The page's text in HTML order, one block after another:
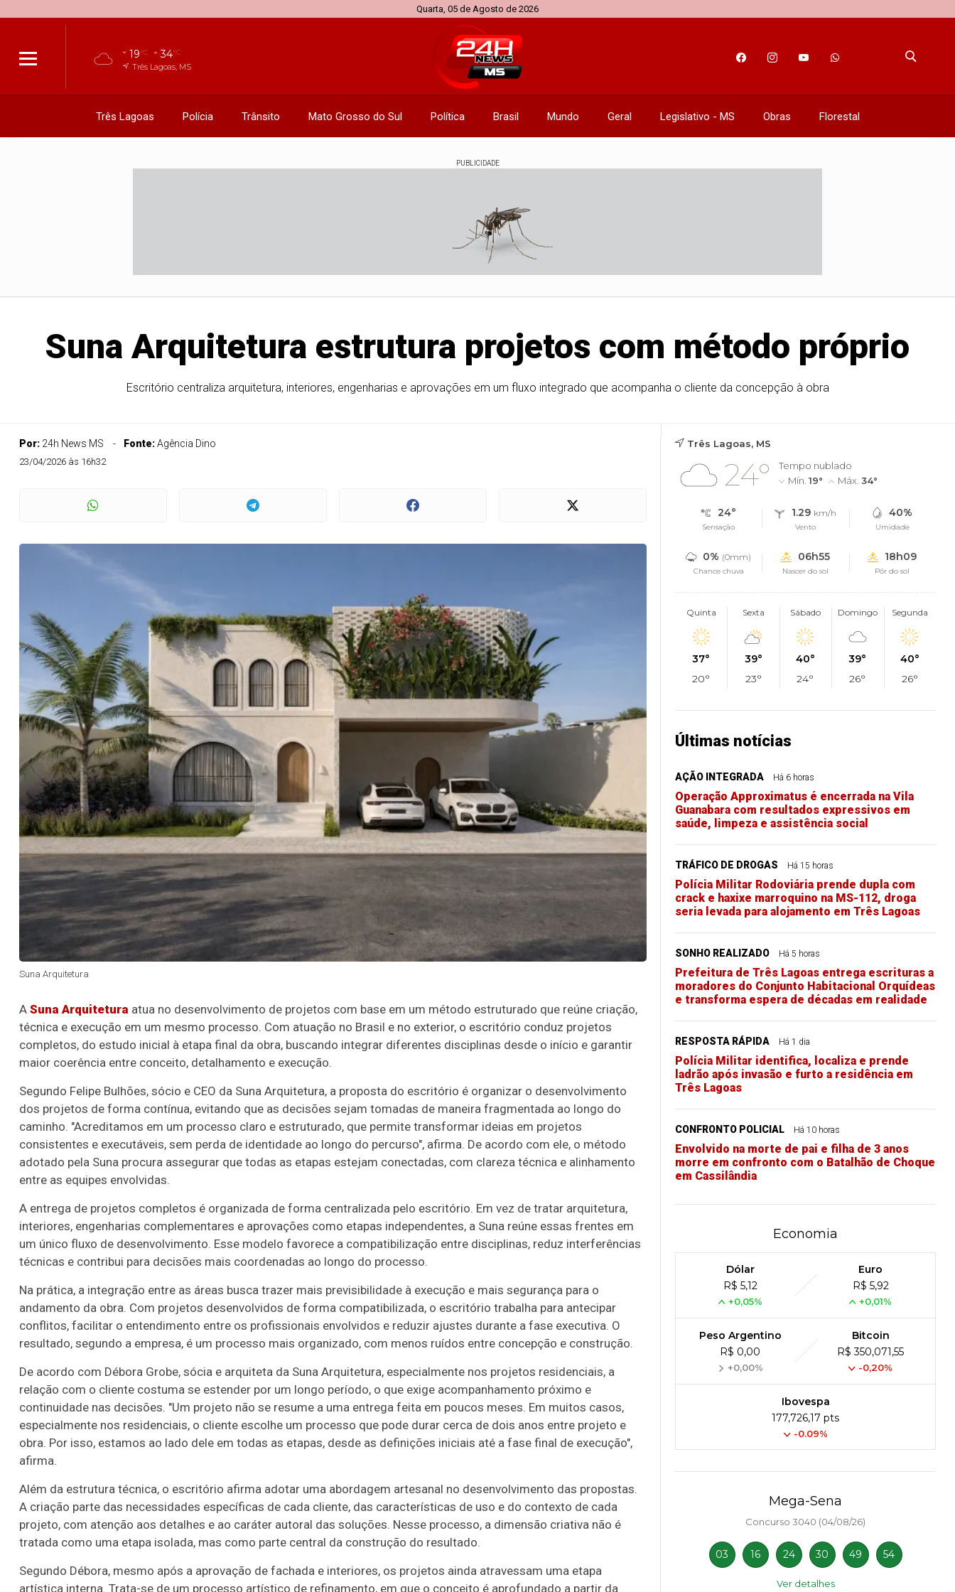
Quarta, 05 de Agosto de 2026
19°C 34°C
Três Lagoas, MS
Três Lagoas Polícia Trânsito Mato Grosso do Sul Política Brasil Mundo Geral Legislativo - MS Obras Florestal
PUBLICIDADE
Suna Arquitetura estrutura projetos com método próprio
Escritório centraliza arquitetura, interiores, engenharias e aprovações em um fluxo integrado que acompanha o cliente da concepção à obra
Por: 24h News MS Fonte:Agência Dino
23/04/2026 às 16h32
Suna Arquitetura
A Suna Arquitetura atua no desenvolvimento de projetos com base em um método estruturado que reúne criação,
técnica e execução em um mesmo processo. Com atuação no Brasil e no exterior, o escritório conduz projetos
completos, do estudo inicial à etapa final da obra, buscando integrar diferentes disciplinas desde o início e garantir
maior coerência entre conceito, detalhamento e execução.
Segundo Felipe Bulhões, sócio e CEO da Suna Arquitetura, a proposta do escritório é organizar o desenvolvimento
dos projetos de forma contínua, evitando que as decisões sejam tomadas de maneira fragmentada ao longo do
caminho. "Acreditamos em um processo claro e estruturado, que permite transformar ideias em projetos
consistentes e executáveis, sem perda de identidade ao longo do percurso", afirma. De acordo com ele, o método
adotado pela Suna procura assegurar que todas as etapas estejam conectadas, com clareza técnica e alinhamento
entre as equipes envolvidas.
A entrega de projetos completos é organizada de forma centralizada pelo escritório. Em vez de tratar arquitetura,
interiores, engenharias complementares e aprovações como etapas independentes, a Suna reúne essas frentes em
um único fluxo de desenvolvimento. Esse modelo favorece a compatibilização entre disciplinas, reduz interferências
técnicas e contribui para decisões mais coordenadas ao longo do processo.
Na prática, a integração entre as áreas busca trazer mais previsibilidade à execução e mais segurança para o
andamento da obra. Com projetos desenvolvidos de forma compatibilizada, o escritório trabalha para antecipar
conflitos, facilitar o entendimento entre os profissionais envolvidos e reduzir ajustes durante a fase executiva. O
resultado, segundo a empresa, é um processo mais organizado, com menos ruídos entre concepção e construção.
De acordo com Débora Grobe, sócia e arquiteta da Suna Arquitetura, especialmente nos projetos residenciais, a
relação com o cliente costuma se estender por um longo período, o que exige acompanhamento próximo e
continuidade nas decisões. "Um projeto não se resume a uma entrega feita em poucos meses. Em muitos casos,
especialmente nos residenciais, o cliente escolhe um processo que pode durar cerca de dois anos entre projeto e
obra. Por isso, estamos ao lado dele em todas as etapas, desde as definições iniciais até a fase final de execução",
afirma.
Além da estrutura técnica, o escritório afirma adotar uma abordagem artesanal no desenvolvimento das propostas.
A criação parte das necessidades específicas de cada cliente, das características de uso e do contexto de cada
projeto, com atenção aos detalhes e ao caráter autoral das soluções. Nesse processo, a dimensão criativa não é
tratada como uma etapa isolada, mas como parte central da construção do resultado.
Segundo Débora, mesmo após a aprovação de fachada e interiores, os projetos ainda atravessam uma etapa
artística interna. Trata-se de um processo artístico de refinamento, em que o conceito é aprofundado a partir da
Três Lagoas, MS
24°
Tempo nublado
Mín. 19° Máx. 34°
24°
Sensação
1.29 km/h
Vento
40%
Umidade
0% (0mm)
Chance chuva
06h55
Nascer do sol
18h09
Pôr do sol
Quinta
37°
20°
Sexta
39°
23°
Sábado
40°
24°
Domingo
39°
26°
Segunda
40°
26°
Últimas notícias
AÇÃO INTEGRADA Há 6 horas
Operação Approximatus é encerrada na Vila
Guanabara com resultados expressivos em
saúde, limpeza e assistência social
TRÁFICO DE DROGAS Há 15 horas
Polícia Militar Rodoviária prende dupla com
crack e haxixe marroquino na MS-112, droga
seria levada para alojamento em Três Lagoas
SONHO REALIZADO Há 5 horas
Prefeitura de Três Lagoas entrega escrituras a
moradores do Conjunto Habitacional Orquídeas
e transforma espera de décadas em realidade
RESPOSTA RÁPIDA Há 1 dia
Polícia Militar identifica, localiza e prende
ladrão após invasão e furto a residência em
Três Lagoas
CONFRONTO POLICIAL Há 10 horas
Envolvido na morte de pai e filha de 3 anos
morre em confronto com o Batalhão de Choque
em Cassilândia
Economia
Dólar
R$ 5,12
+0,05%
Euro
R$ 5,92
+0,01%
Peso Argentino
R$ 0,00
+0,00%
Bitcoin
R$ 350,071,55
-0,20%
Ibovespa
177,726,17 pts
-0.09%
3753 (04/08/26)
19 21 22 24
Lotomania
Concurso 2958 (03/08/26)
33 38 71 73 74 78 80
Duplasena
Concurso 2991 (03/08/26)
Ver detalhes
Mega-Sena
Concurso 3040 (04/08/26)
03 16 24 30 49 54
Ver detalhes